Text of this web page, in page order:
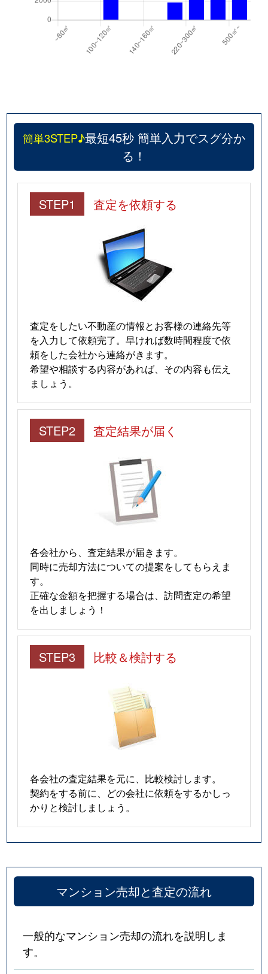
簡単3STEP♪最短45秒 簡単入力でスグ分か
る！
STEP1 査定を依頼する
査定をしたい不動産の情報とお客様の連絡先等
を入力して依頼完了。早ければ数時間程度で依
頼をした会社から連絡がきます。
希望や相談する内容があれば、その内容も伝え
ましょう。
STEP2 査定結果が届く
各会社から、査定結果が届きます。
同時に売却方法についての提案をしてもらえま
す。
正確な金額を把握する場合は、訪問査定の希望
を出しましょう！
STEP3 比較＆検討する
各会社の査定結果を元に、比較検討します。
契約をする前に、どの会社に依頼をするかしっ
かりと検討しましょう。
マンション売却と査定の流れ
一般的なマンション売却の流れを説明しま
す。